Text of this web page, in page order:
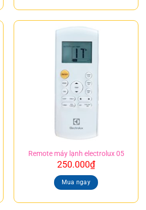
Remote máy lạnh electrolux 05
250.000₫
Mua ngay